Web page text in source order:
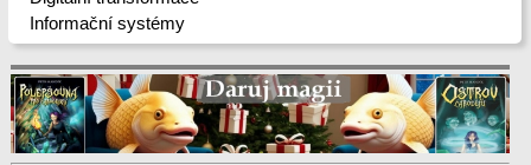
Informační systémy